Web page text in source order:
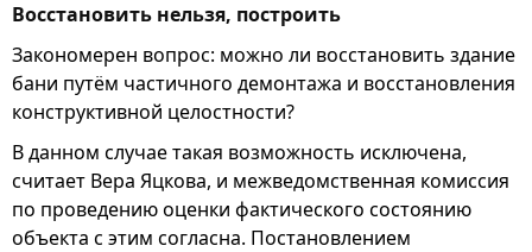
Восстановить нельзя, построить
Закономерен вопрос: можно ли восстановить здание
бани путём частичного демонтажа и восстановления
конструктивной целостности?
В данном случае такая возможность исключена,
считает Вера Яцкова, и межведомственная комиссия
по проведению оценки фактического состоянию
объекта с этим согласна. Постановлением